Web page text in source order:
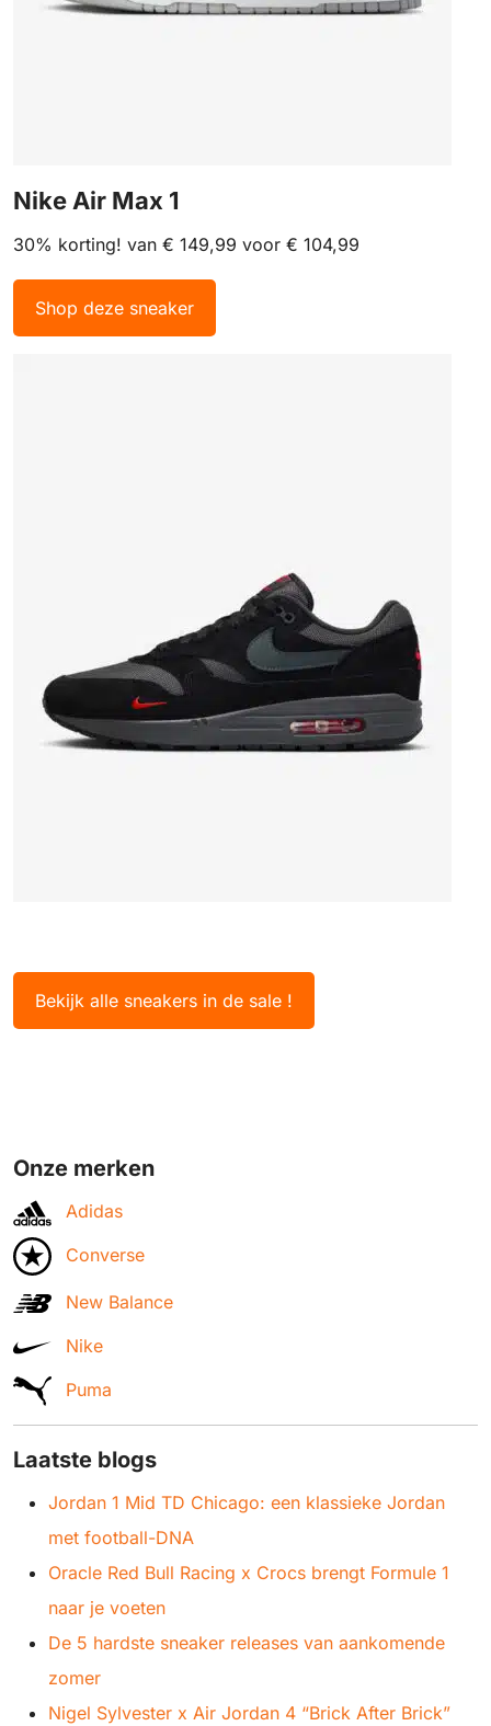
Nike Air Max 1
30% korting! van € 149,99 voor € 104,99
Shop deze sneaker
Bekijk alle sneakers in de sale !
Onze merken
Adidas
Converse
New Balance
Nike
Puma
Laatste blogs
Jordan 1 Mid TD Chicago: een klassieke Jordan
met football-DNA
Oracle Red Bull Racing x Crocs brengt Formule 1
naar je voeten
De 5 hardste sneaker releases van aankomende
zomer
Nigel Sylvester x Air Jordan 4 “Brick After Brick”